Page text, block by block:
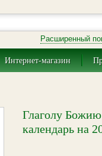
Расширенный
Интернет-магазин
Глаголу
календарь на